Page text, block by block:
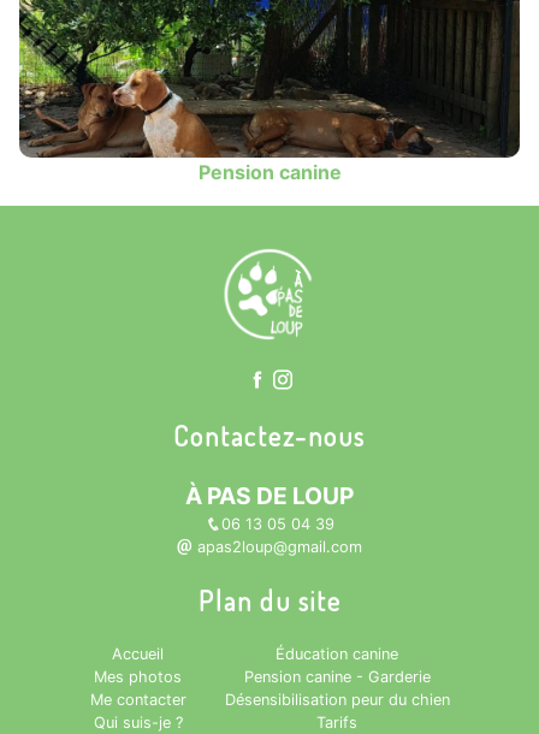
Pension canine
Contactez-nous
À PAS DE LOUP
06 13 05 04 39
apas2loup@gmail.com
Plan du site
Accueil
Mes photos
Me contacter
Qui suis-je ?
Éducation canine
Pension canine - Garderie
Désensibilisation peur du chien
Tarifs